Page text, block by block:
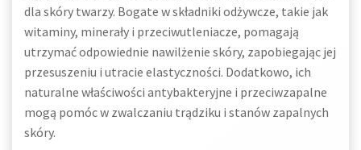
dla skóry twarzy. Bogate w składniki odżywcze, takie jak
witaminy, minerały i przeciwutleniacze, pomagają
utrzymać odpowiednie nawilżenie skóry, zapobiegając jej
przesuszeniu i utracie elastyczności. Dodatkowo, ich
naturalne właściwości antybakteryjne i przeciwzapalne
mogą pomóc w zwalczaniu trądziku i stanów zapalnych
skóry.